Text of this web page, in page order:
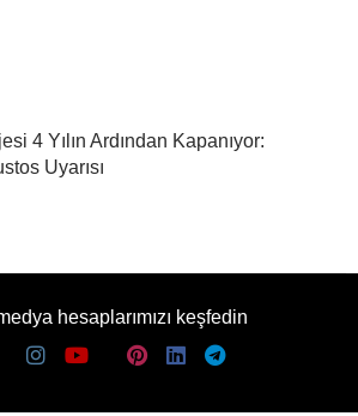
4 Yılın Ardından Kapanıyor:
Uyarısı
hesaplarımızı keşfedin